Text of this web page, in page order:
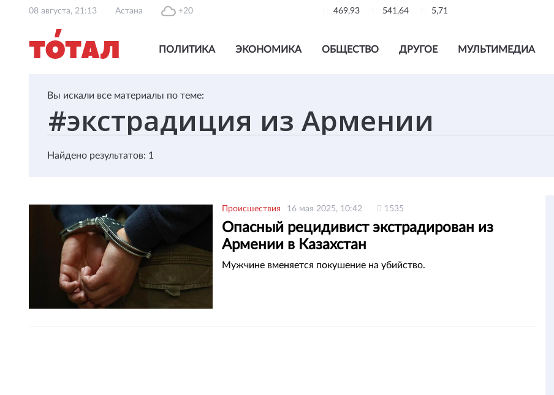
08 августа, 21:13 Астана +20 469,93 541,64 5,71
ПОЛИТИКА ЭКОНОМИКА ОБЩЕСТВО ДРУГОЕ МУЛЬТИМЕДИА
Вы искали все материалы по теме:
Найдено результатов: 1
Происшествия 16 мая 2025, 10:42 1535
Опасный рецидивист экстрадирован из
Армении в Казахстан
Мужчине вменяется покушение на убийство.